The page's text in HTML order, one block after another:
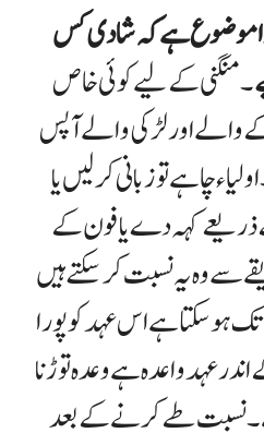
موضوع ہے کہ شادی کس
۔منگنی کے لیے کوئی خاص
والے اور لڑکی والے آپس
چاہے تو زبانی کر لیں یا
ذریعے کہہ دے یا فون کے
وہ یہ نسبت کر سکتے ہیں
ہو سکتا ہے اس عہد کو پورا
عہد واعدہ ہے وعدہ توڑنا
۔نسبت طے کرنے کے بعد